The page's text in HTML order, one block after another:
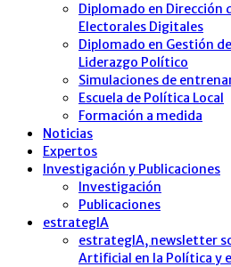
Diplomado en Dirección
Electorales Digitales
Diplomado en Gestión
Liderazgo Político
Simulaciones de
Escuela de Política Local
Formación a medida
Noticias
Expertos
Investigación y Publicaciones
Investigación
Publicaciones
estrategIA
estrategIA, newsletter
Artificial en la Política y